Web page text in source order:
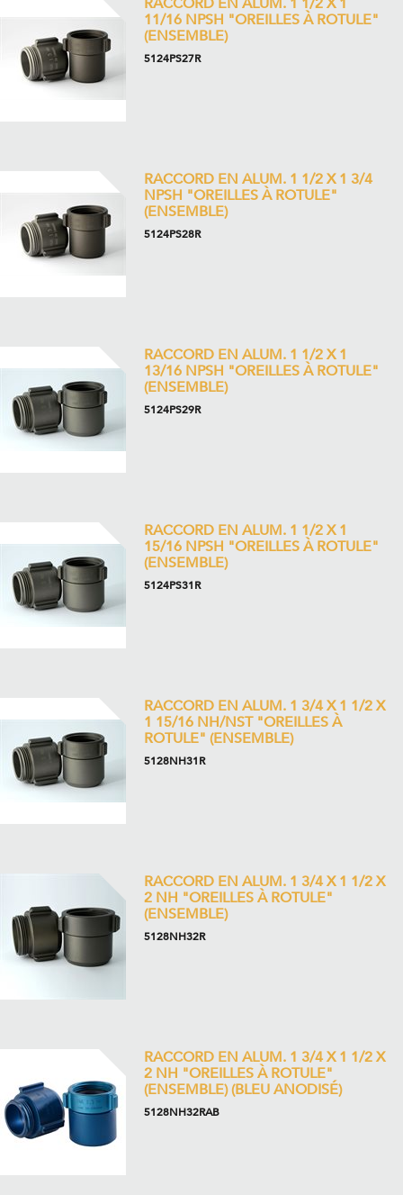
11/16 NPSH "OREILLES À ROTULE"
(ENSEMBLE)
5124PS27R
RACCORD EN ALUM. 1 1/2 X 1 3/4
NPSH "OREILLES À ROTULE"
(ENSEMBLE)
5124PS28R
RACCORD EN ALUM. 1 1/2 X 1
13/16 NPSH "OREILLES À ROTULE"
(ENSEMBLE)
5124PS29R
RACCORD EN ALUM. 1 1/2 X 1
15/16 NPSH "OREILLES À ROTULE"
(ENSEMBLE)
5124PS31R
RACCORD EN ALUM. 1 3/4 X 1 1/2 X
1 15/16 NH/NST "OREILLES À
ROTULE" (ENSEMBLE)
5128NH31R
RACCORD EN ALUM. 1 3/4 X 1 1/2 X
2 NH "OREILLES À ROTULE"
(ENSEMBLE)
5128NH32R
RACCORD EN ALUM. 1 3/4 X 1 1/2 X
2 NH "OREILLES À ROTULE"
(ENSEMBLE) (BLEU ANODISÉ)
5128NH32RAB